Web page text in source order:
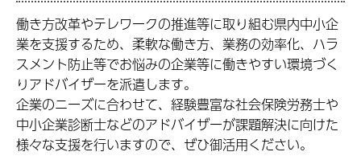
働き方改革やテレワークの推進等に取り組む県内中小企
業を支援するため、柔軟な働き方、業務の効率化、ハラ
スメント防止等でお悩みの企業等に働きやすい環境づく
りアドバイザーを派遣します。
企業のニーズに合わせて、経験豊富な社会保険労務士や
中小企業診断士などのアドバイザーが課題解決に向けた
様々な支援を行いますので、ぜひ御活用ください。